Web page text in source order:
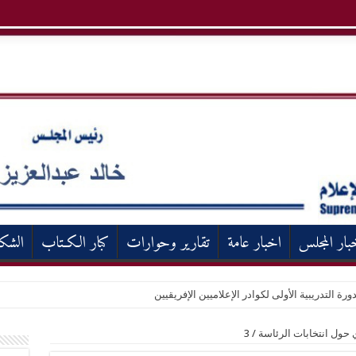
المجلس اخبار عامة تقارير وحوارات كبار الكـتاب
التدريبية الأولى لكوادر الإعلاميين الإفريقيين
حول انتخابات الرئاسة /
3